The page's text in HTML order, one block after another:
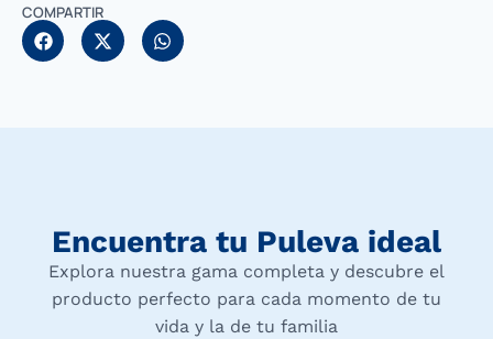
COMPARTIR
Encuentra tu Puleva ideal
Explora nuestra gama completa y descubre el
producto perfecto para cada momento de tu
vida y la de tu familia